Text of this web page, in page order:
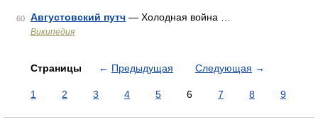
60 Августовский путч — Холодная война …
Википедия
Страницы ← Предыдущая Следующая →
1 2 3 4 5 6 7 8 9